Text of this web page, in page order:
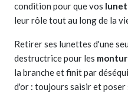
condition pour que vos
leur rôle tout au long de la
Retirer ses lunettes d'une
destructrice pour les
la branche et finit par
d'or : toujours saisir et poser